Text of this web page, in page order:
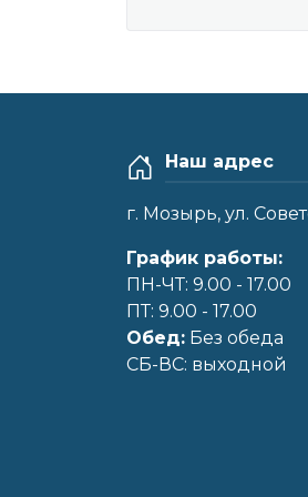
Наш адрес
г. Мозырь, ул.
График работы:
ПН-ЧТ: 9.00 - 17.00
ПТ: 9.00 - 17.00
Обед: Без обеда
CБ-ВС: выходной